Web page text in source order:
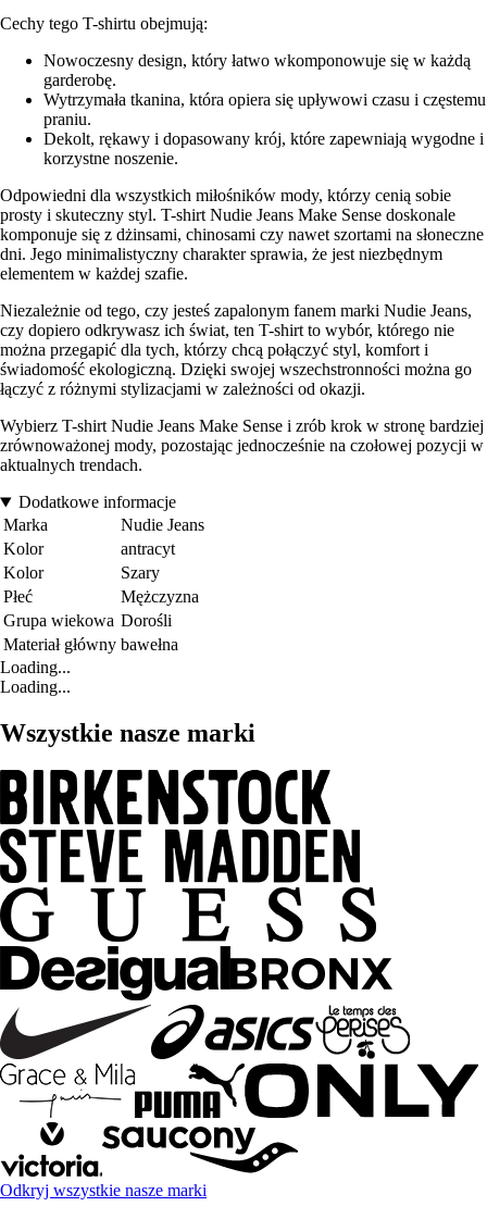
Cechy tego T-shirtu obejmują:
Nowoczesny design, który łatwo wkomponowuje się w każdą
garderobę.
Wytrzymała tkanina, która opiera się upływowi czasu i częstemu
praniu.
Dekolt, rękawy i dopasowany krój, które zapewniają wygodne i
korzystne noszenie.
Odpowiedni dla wszystkich miłośników mody, którzy cenią sobie
prosty i skuteczny styl. T-shirt Nudie Jeans Make Sense doskonale
komponuje się z dżinsami, chinosami czy nawet szortami na słoneczne
dni. Jego minimalistyczny charakter sprawia, że jest niezbędnym
elementem w każdej szafie.
Niezależnie od tego, czy jesteś zapalonym fanem marki Nudie Jeans,
czy dopiero odkrywasz ich świat, ten T-shirt to wybór, którego nie
można przegapić dla tych, którzy chcą połączyć styl, komfort i
świadomość ekologiczną. Dzięki swojej wszechstronności można go
łączyć z różnymi stylizacjami w zależności od okazji.
Wybierz T-shirt Nudie Jeans Make Sense i zrób krok w stronę bardziej
zrównoważonej mody, pozostając jednocześnie na czołowej pozycji w
aktualnych trendach.
Dodatkowe informacje
Marka
Nudie Jeans
Kolor
antracyt
Kolor
Szary
Płeć
Mężczyzna
Grupa wiekowa Dorośli
Materiał główny bawełna
Loading...
Loading...
Wszystkie nasze marki
Odkryj wszystkie nasze marki